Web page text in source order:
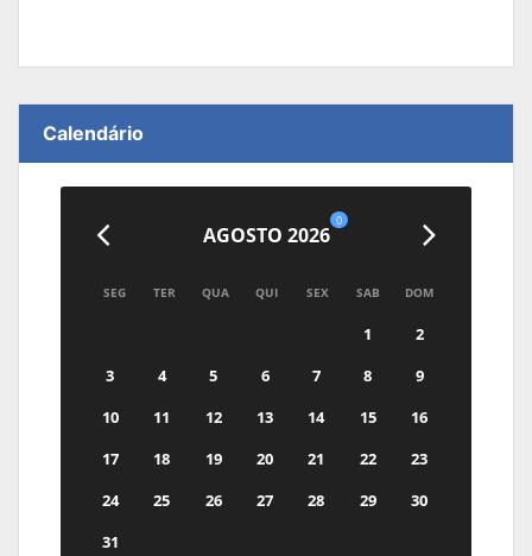
Calendário
AGOSTO 2026
0
SEG TER QUA QUI SEX SAB DOM
1
2
3
4 5 6 7 8
9
10
11 12 13 14 15
16
17
18 19 20 21 22
23
24
25 26 27 28 29
30
31